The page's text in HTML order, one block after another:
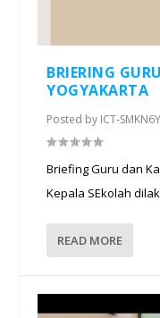
BRIERING
YOGYAKARTA
Posted by ICT-
Briefing Guru dan
Kepala SEkolah
READ MORE